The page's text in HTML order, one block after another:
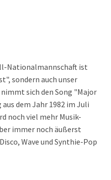
Nationalmannschaft ist
sondern auch unser
nimmt sich den Song "Major
dem Jahr 1982 im Juli
noch viel mehr Musik-
immer noch äußerst
Wave und Synthie-Pop